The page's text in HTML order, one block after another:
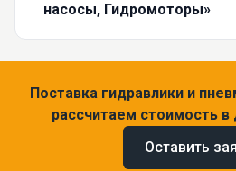
насосы, Гидромоторы»
Поставка гидравлики и
рассчитаем стоимость
Оставить